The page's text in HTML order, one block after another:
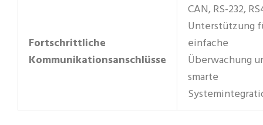
Fortschrittliche
Kommunikationsanschlüsse
CAN, RS-232,
Unterstützung
einfache
Überwachung
smarte